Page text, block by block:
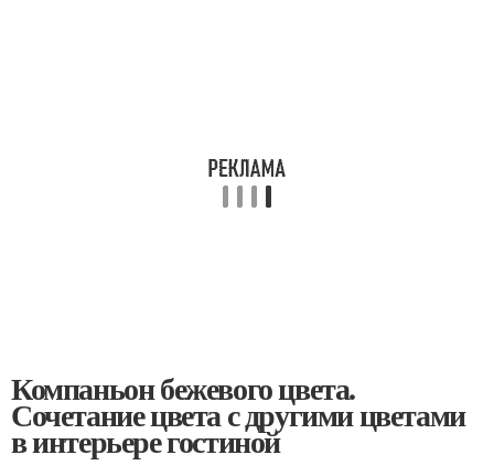
Компаньон бежевого цвета.
Сочетание цвета с другими цветами
в интерьере гостиной